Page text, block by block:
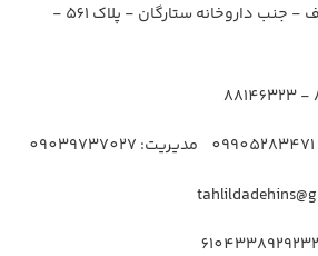
روبروی اتاق اصناف - جنب داروخانه ستارگان - پلاک 561 -
مدیریت: 09039737027